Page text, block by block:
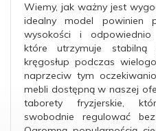
Wiemy, jak ważny jest
idealny model powinien
wysokości i odpowiednio
które utrzymuje
kręgosłup podczas
naprzeciw tym
mebli dostępną w naszej
taborety fryzjerskie,
swobodnie regulować